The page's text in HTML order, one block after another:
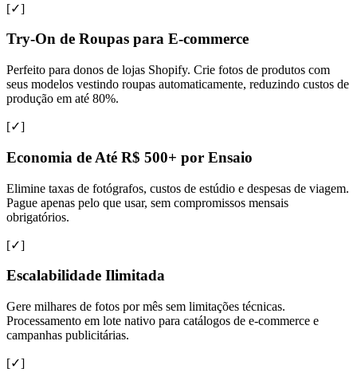
[✓]
Try-On de Roupas para E-commerce
Perfeito para donos de lojas Shopify. Crie fotos de produtos com
seus modelos vestindo roupas automaticamente, reduzindo custos de
produção em até 80%.
[✓]
Economia de Até R$ 500+ por Ensaio
Elimine taxas de fotógrafos, custos de estúdio e despesas de viagem.
Pague apenas pelo que usar, sem compromissos mensais
obrigatórios.
[✓]
Escalabilidade Ilimitada
Gere milhares de fotos por mês sem limitações técnicas.
Processamento em lote nativo para catálogos de e-commerce e
campanhas publicitárias.
[✓]